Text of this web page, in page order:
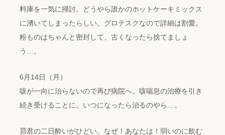
料庫を一気に掃討。どうやら誰かのホットケーキミックス
に湧いてしまったらしい。グロテスクなので詳細は割愛。
粉ものはちゃんと密封して、古くなったら捨てましょ
う…。
6月14日（月）
咳が一向に治らないので再び病院へ。咳喘息の治療を引き
続き受けることに。いつになったら治るのやら…。
昴君の二日酔いがひどい。なぜ！あなたは！弱いのに飲む